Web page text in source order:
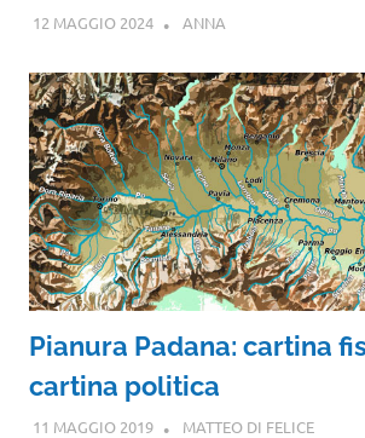
12 MAGGIO 2024 ANNA
Pianura Padana: cartina
cartina politica
11 MAGGIO 2019 MATTEO DI FELICE